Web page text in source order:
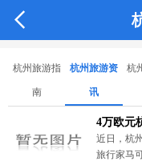

杭州旅游指
南
杭州旅游资
讯
杭
4万欧元
近日，杭
旅行家马